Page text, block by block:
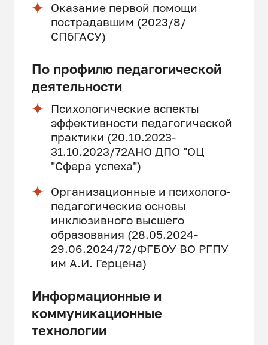
Оказание первой помощи
пострадавшим (2023/8/
СПбГАСУ)
По профилю педагогической
деятельности
Психологические аспекты
эффективности педагогической
практики (20.10.2023-
31.10.2023/72АНО ДПО "ОЦ
"Сфера успеха")
Организационные и психолого-
педагогические основы
инклюзивного высшего
образования (28.05.2024-
29.06.2024/72/ФГБОУ ВО РГПУ
им А.И. Герцена)
Информационные и
коммуникационные
технологии